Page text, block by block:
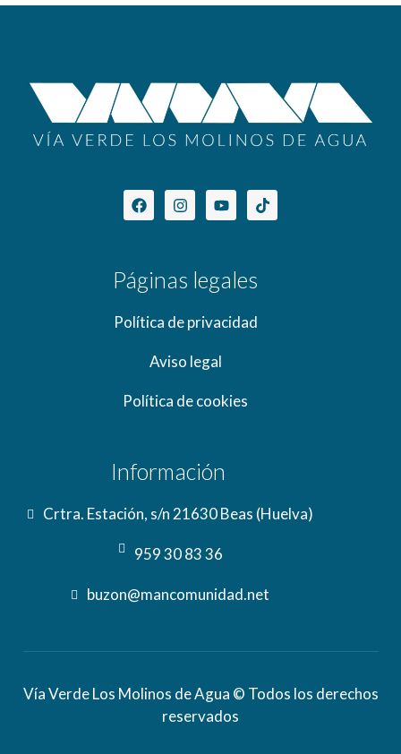
Páginas legales
Política de privacidad
Aviso legal
Política de cookies
Información
Crtra. Estación, s/n 21630 Beas (Huelva)
959 30 83 36
buzon@mancomunidad.net
Vía Verde Los Molinos de Agua © Todos los derechos
reservados